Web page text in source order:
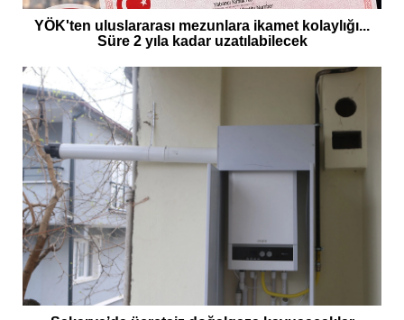
YÖK'ten uluslararası mezunlara ikamet kolaylığı...
Süre 2 yıla kadar uzatılabilecek